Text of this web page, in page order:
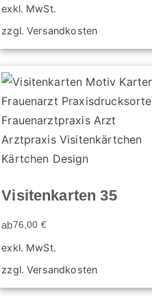
exkl. MwSt.
zzgl.Versandkosten
Visitenkarten 35
ab76,00 €
exkl. MwSt.
zzgl.Versandkosten